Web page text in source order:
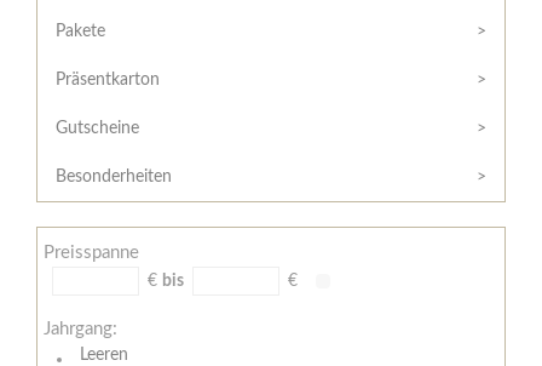
/
Widerrufsformular
AGB
Zahlungsbedingungen
Meine
Pakete
Präsentkarton
Gutscheine
Besonderheiten
Preisspanne
€ bis €
Jahrgang:
Leeren